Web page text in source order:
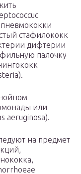
пневмококки
стафилококк
дифтерии
палочку
или
aeruginosa).
на предмет